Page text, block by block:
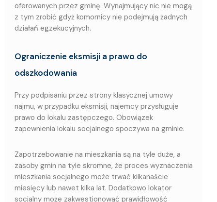
oferowanych przez gminę. Wynajmujący nic nie mogą
z tym zrobić gdyż komornicy nie podejmują żadnych
działań egzekucyjnych.
Ograniczenie eksmisji a prawo do
odszkodowania
Przy podpisaniu przez strony klasycznej umowy
najmu, w przypadku eksmisji, najemcy przysługuje
prawo do lokalu zastępczego. Obowiązek
zapewnienia lokalu socjalnego spoczywa na gminie.
Zapotrzebowanie na mieszkania są na tyle duże, a
zasoby gmin na tyle skromne, że proces wyznaczenia
mieszkania socjalnego może trwać kilkanaście
miesięcy lub nawet kilka lat. Dodatkowo lokator
socjalny może zakwestionować prawidłowość